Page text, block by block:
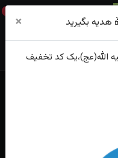
0
بگیرید ×
الله(عج)،یک کد تخفیف